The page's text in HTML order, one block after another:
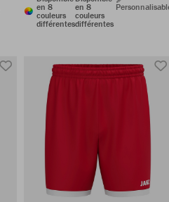
en 8
couleurs
différentes
en 8
couleurs
différentes